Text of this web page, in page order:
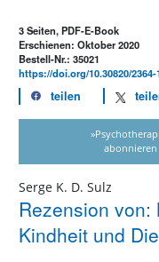
3 Seiten, PDF-E-Book
Erschienen: Oktober 2020
Bestell-Nr.: 35021
https://doi.org/10.30820/2364-
teilen
abonnieren
Serge K. D. Sulz
Rezension
Kindheit und